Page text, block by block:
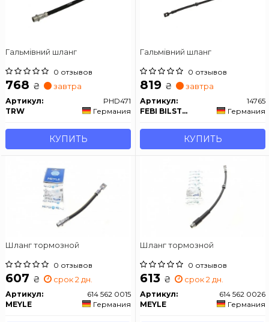
Гальмівний шланг
0 отзывов
768 ₴ завтра
Артикул:
PHD471
TRW
Германия
КУПИТЬ
Гальмівний шланг
0 отзывов
819 ₴ завтра
Артикул:
14765
FEBI BILSTEIN
Германия
КУПИТЬ
Шланг тормозной
0 отзывов
607 ₴ срок 2 дн.
Артикул:
614 562 0015
MEYLE
Германия
Шланг тормозной
0 отзывов
613 ₴ срок 2 дн.
Артикул:
614 562 0026
MEYLE
Германия